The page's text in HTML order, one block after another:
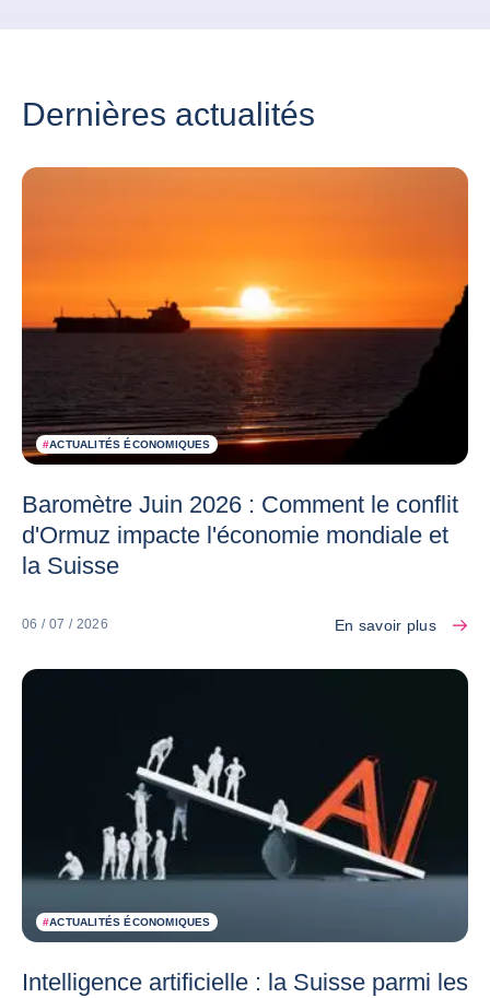
Dernières actualités
#ACTUALITÉS ÉCONOMIQUES
Baromètre Juin 2026 : Comment le conflit
d'Ormuz impacte l'économie mondiale et
la Suisse
06 / 07 / 2026 En savoir plus
#ACTUALITÉS ÉCONOMIQUES
Intelligence artificielle : la Suisse parmi les